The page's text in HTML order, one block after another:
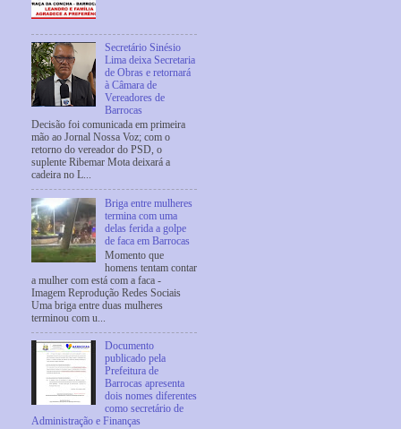
Secretário Sinésio
Lima deixa Secretaria
de Obras e retornará
à Câmara de
Vereadores de
Barrocas
Decisão foi comunicada em primeira
mão ao Jornal Nossa Voz; com o
retorno do vereador do PSD, o
suplente Ribemar Mota deixará a
cadeira no L...
Briga entre mulheres
termina com uma
delas ferida a golpe
de faca em Barrocas
Momento que
homens tentam contar
a mulher com está com a faca -
Imagem Reprodução Redes Sociais
Uma briga entre duas mulheres
terminou com u...
Documento
publicado pela
Prefeitura de
Barrocas apresenta
dois nomes diferentes
como secretário de
Administração e Finanças